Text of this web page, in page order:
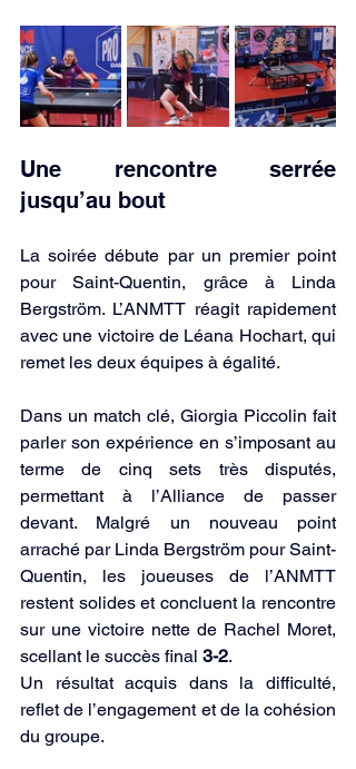
Une rencontre serrée
jusqu’au bout
La soirée débute par un premier point
pour Saint-Quentin, grâce à Linda
Bergström. L’ANMTT réagit rapidement
avec une victoire de Léana Hochart, qui
remet les deux équipes à égalité.
Dans un match clé, Giorgia Piccolin fait
parler son expérience en s’imposant au
terme de cinq sets très disputés,
permettant à l’Alliance de passer
devant. Malgré un nouveau point
arraché par Linda Bergström pour Saint-
Quentin, les joueuses de l’ANMTT
restent solides et concluent la rencontre
sur une victoire nette de Rachel Moret,
scellant le succès final 3-2.
Un résultat acquis dans la difficulté,
reflet de l’engagement et de la cohésion
du groupe.